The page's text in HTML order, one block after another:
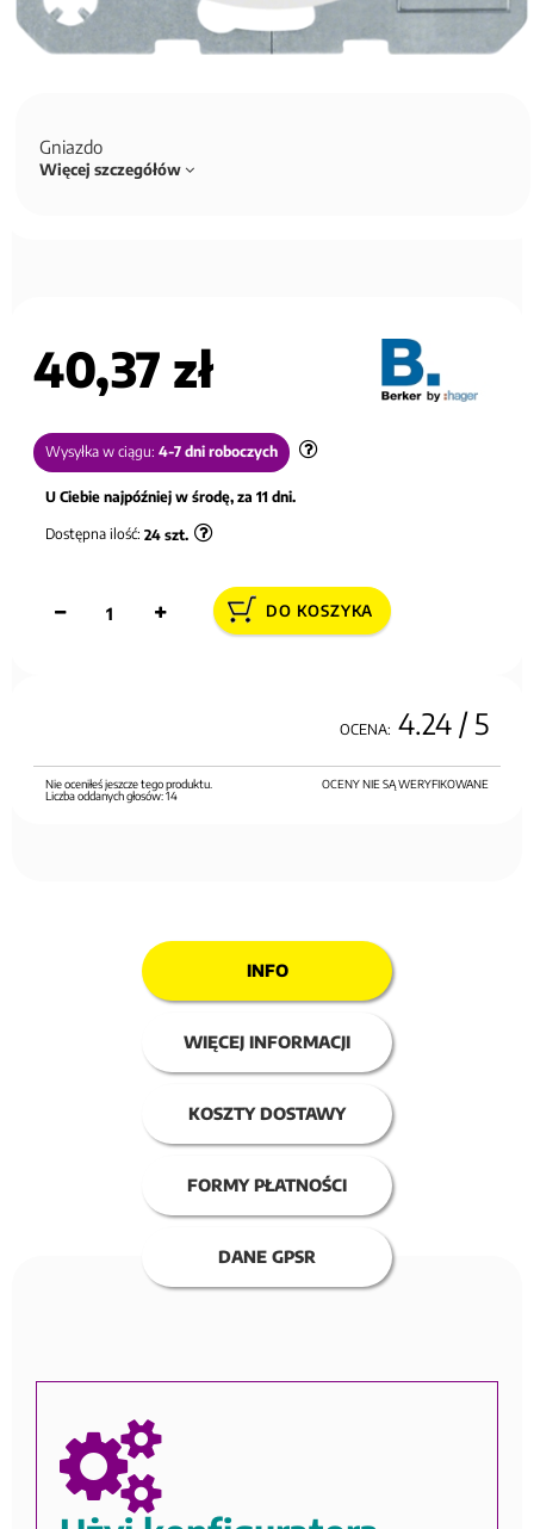
Gniazdo
Więcej szczegółów
40,37 zł
Wysyłka w ciągu: 4-7 dni roboczych
U Ciebie najpóźniej w środę, za 11 dni.
Dostępna ilość: 24 szt.
DO KOSZYKA
OCENA: 4.24 / 5
OCENY NIE SĄ WERYFIKOWANE
Nie oceniłeś jeszcze tego produktu.
Liczba oddanych głosów:14
INFO
WIĘCEJ INFORMACJI
KOSZTY DOSTAWY
FORMY PŁATNOŚCI
DANE GPSR